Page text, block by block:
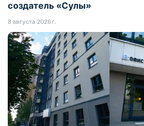
создатель «Сулы»
8 августа 2026 г.